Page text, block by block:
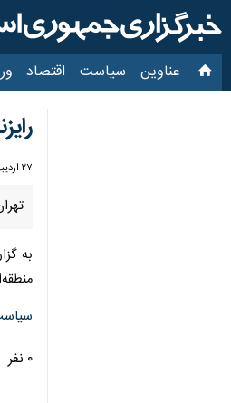
عناوین‌ سیاست اقتصاد ورزش
۲۷ اردیبهشت ۱۴۰۵، ۲۳:۲۵
به
۰ نفر